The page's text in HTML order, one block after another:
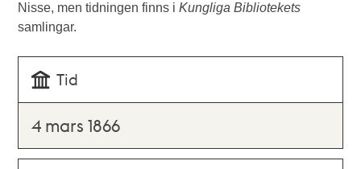
Nisse, men tidningen finns iKungliga Bibliotekets
samlingar.
Tid
4 mars 1866